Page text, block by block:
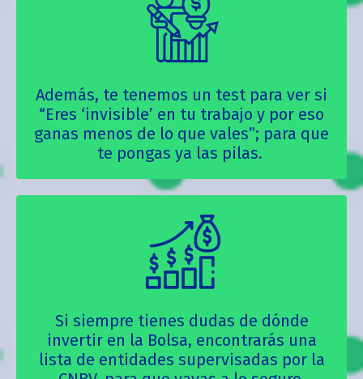
Además, te tenemos un test para ver si
“Eres ‘invisible’ en tu trabajo y por eso
ganas menos de lo que vales”; para que
te pongas ya las pilas.
Si siempre tienes dudas de dónde
invertir en la Bolsa, encontrarás una
lista de entidades supervisadas por la